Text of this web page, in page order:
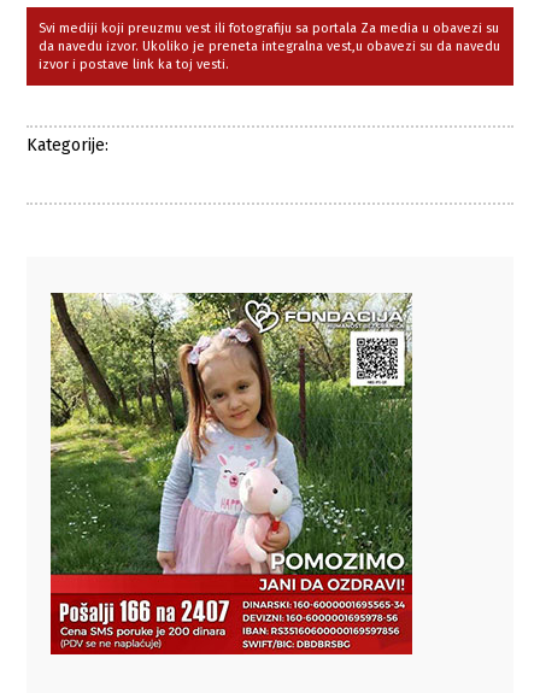
Svi mediji koji preuzmu vest ili fotografiju sa portala Za media u obavezi su
da navedu izvor. Ukoliko je preneta integralna vest,u obavezi su da navedu
izvor i postave link ka toj vesti.
Kategorije: